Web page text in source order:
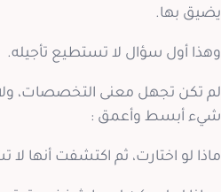
يضيق بها.
وهذا أول سؤال لا تستطيع تأجيله.
لم تكن تجهل معنى التخصصات،
شيء أبسط وأعمق :
ماذا لو اختارت، ثم اكتشفت أنها لا